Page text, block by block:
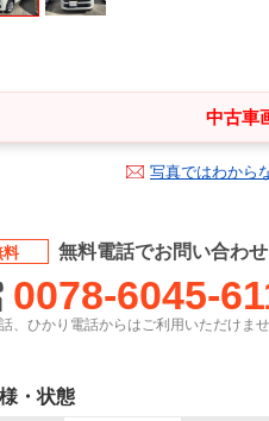
中古車
写真ではわから
料 無料電話でお問い合わせ
0078-6045-
、ひかり電話からはご利用いただけま
・状態